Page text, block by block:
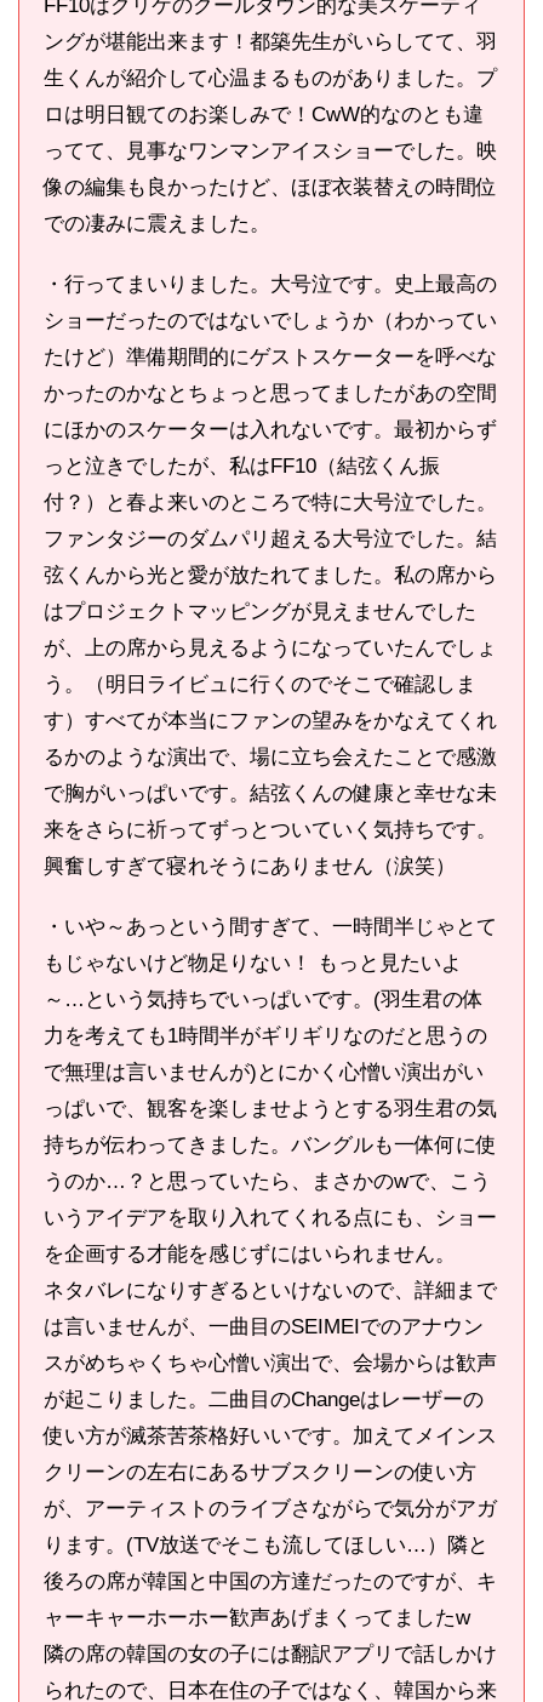
FF10はクリケのクールダウン的な美スケーティ
ングが堪能出来ます！都築先生がいらしてて、羽
生くんが紹介して心温まるものがありました。プ
ロは明日観てのお楽しみで！CwW的なのとも違
ってて、見事なワンマンアイスショーでした。映
像の編集も良かったけど、ほぼ衣装替えの時間位
での凄みに震えました。
・行ってまいりました。大号泣です。史上最高の
ショーだったのではないでしょうか（わかってい
たけど）準備期間的にゲストスケーターを呼べな
かったのかなとちょっと思ってましたがあの空間
にほかのスケーターは入れないです。最初からず
っと泣きでしたが、私はFF10（結弦くん振
付？）と春よ来いのところで特に大号泣でした。
ファンタジーのダムパリ超える大号泣でした。結
弦くんから光と愛が放たれてました。私の席から
はプロジェクトマッピングが見えませんでした
が、上の席から見えるようになっていたんでしょ
う。（明日ライビュに行くのでそこで確認しま
す）すべてが本当にファンの望みをかなえてくれ
るかのような演出で、場に立ち会えたことで感激
で胸がいっぱいです。結弦くんの健康と幸せな未
来をさらに祈ってずっとついていく気持ちです。
興奮しすぎて寝れそうにありません（涙笑）
・いや～あっという間すぎて、一時間半じゃとて
もじゃないけど物足りない！ もっと見たいよ
～…という気持ちでいっぱいです。(羽生君の体
力を考えても1時間半がギリギリなのだと思うの
で無理は言いませんが)とにかく心憎い演出がい
っぱいで、観客を楽しませようとする羽生君の気
持ちが伝わってきました。バングルも一体何に使
うのか…？と思っていたら、まさかのwで、こう
いうアイデアを取り入れてくれる点にも、ショー
を企画する才能を感じずにはいられません。
ネタバレになりすぎるといけないので、詳細まで
は言いませんが、一曲目のSEIMEIでのアナウン
スがめちゃくちゃ心憎い演出で、会場からは歓声
が起こりました。二曲目のChangeはレーザーの
使い方が滅茶苦茶格好いいです。加えてメインス
クリーンの左右にあるサブスクリーンの使い方
が、アーティストのライブさながらで気分がアガ
ります。(TV放送でそこも流してほしい…）隣と
後ろの席が韓国と中国の方達だったのですが、キ
ャーキャーホーホー歓声あげまくってましたw
隣の席の韓国の女の子には翻訳アプリで話しかけ
られたので、日本在住の子ではなく、韓国から来